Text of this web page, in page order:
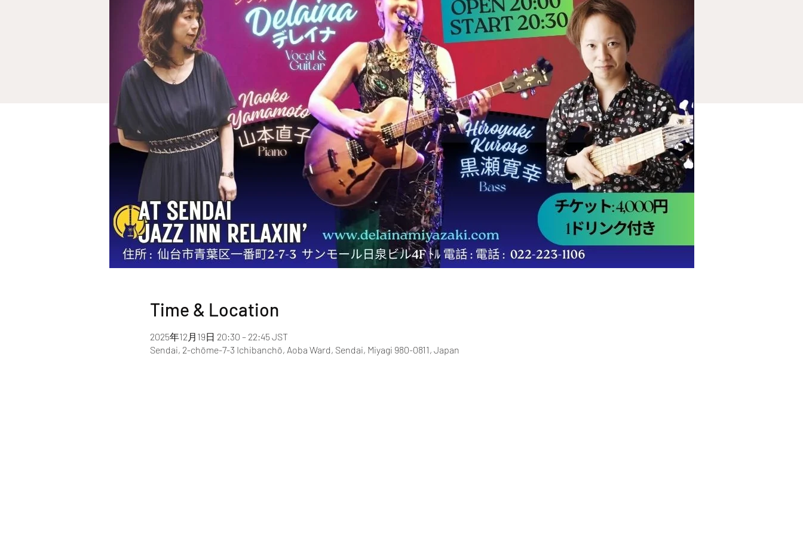
Time & Location
2025年12月19日 20:30 – 22:45 JST
Sendai, 2-chōme-7-3 Ichibanchō, Aoba Ward, Sendai, Miyagi 980-0811, Japan